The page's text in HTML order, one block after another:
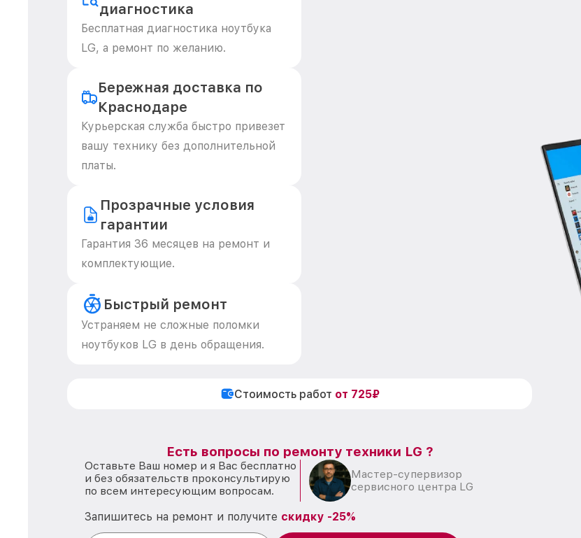
диагностика
Бесплатная диагностика ноутбука
LG, а ремонт по желанию.
Бережная доставка по
Краснодаре
Курьерская служба быстро привезет
вашу технику без дополнительной
платы.
Прозрачные условия
гарантии
Гарантия 36 месяцев на ремонт и
комплектующие.
Быстрый ремонт
Устраняем не сложные поломки
ноутбуков LG в день обращения.
Стоимость работ от 725₽
Есть вопросы по ремонту техники LG ?
Оставьте Ваш номер и я Вас бесплатно
и без обязательств проконсультирую
по всем интересующим вопросам.
Мастер-супервизор
сервисного центра LG
Запишитесь на ремонт и получите скидку -25%